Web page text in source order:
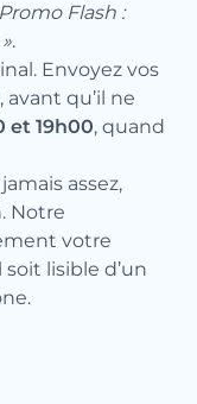
Flash :
.
Envoyez vos
, avant qu’il ne
et 19h00, quand
assez,
Notre
votre
lisible d’un